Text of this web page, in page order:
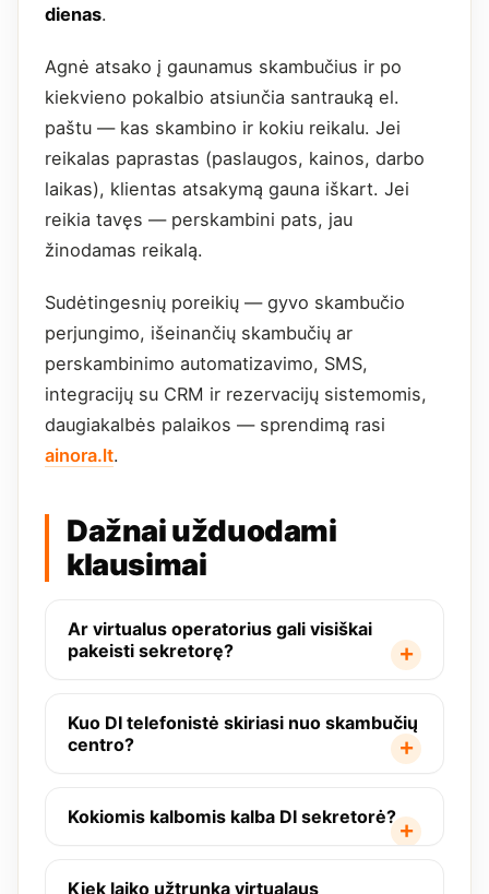
dienas.
Agnė atsako į gaunamus skambučius ir po
kiekvieno pokalbio atsiunčia santrauką el.
paštu — kas skambino ir kokiu reikalu. Jei
reikalas paprastas (paslaugos, kainos, darbo
laikas), klientas atsakymą gauna iškart. Jei
reikia tavęs — perskambini pats, jau
žinodamas reikalą.
Sudėtingesnių poreikių — gyvo skambučio
perjungimo, išeinančių skambučių ar
perskambinimo automatizavimo, SMS,
integracijų su CRM ir rezervacijų sistemomis,
daugiakalbės palaikos — sprendimą rasi
ainora.lt.
Dažnai užduodami
klausimai
Ar virtualus operatorius gali visiškai
pakeisti sekretorę?
Kuo DI telefonistė skiriasi nuo skambučių
centro?
Kokiomis kalbomis kalba DI sekretorė?
Kiek laiko užtrunka virtualaus